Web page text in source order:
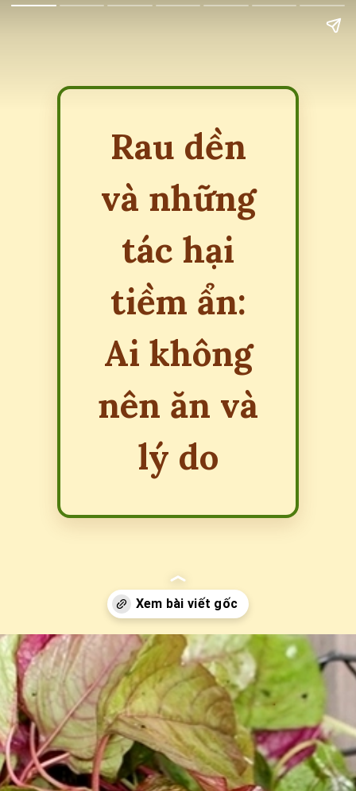
Rau dền
và những
tác hại
tiềm ẩn:
Ai không
nên ăn và
lý do
Đang mở https://erci.edu.vn/tac-hai-cua-rau-den